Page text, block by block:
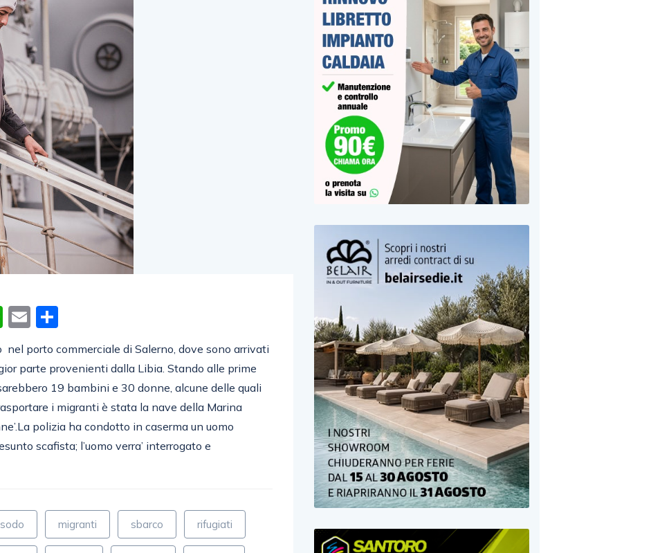
WhatsApp
Email
nel porto commerciale di Salerno, dove sono arrivati
parte provenienti dalla Libia. Stando alle prime
19 bambini e 30 donne, alcune delle quali
i migranti è stata la nave della Marina
polizia ha condotto in caserma un uomo
scafista; l’uomo verra’ interrogato e
migranti sbarco rifugiati